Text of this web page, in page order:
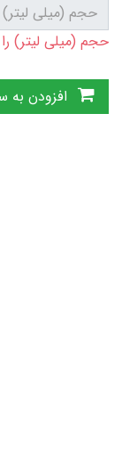
حجم (میلی لیتر)
حجم (میلی لیتر)